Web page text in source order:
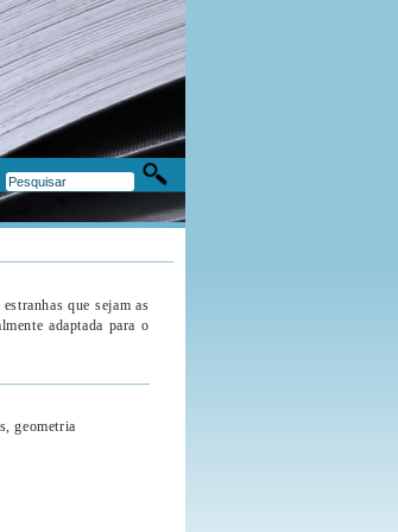
que sejam as
adaptada para o
geometria